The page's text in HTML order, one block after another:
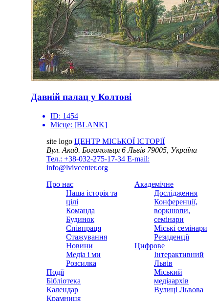
Давній палац у Колтові
ID: 1454
Місце: [BLANK]
site logo ЦЕНТР МІСЬКОЇ ІСТОРІЇ
Вул. Акад. Богомольця 6Львів 79005, Україна
Тел.: +38-032-275-17-34 E-mail:
info@lvivcenter.org
Про нас
Наша історія та
цілі
Команда
Будинок
Співпраця
Стажування
Новини
Медіа і ми
Розсилка
Події
Бібліотека
Календар
Крамниця
Академічне
Дослідження
Конференції,
воркшопи,
семінари
Міські семінари
Резиденції
Цифрове
Інтерактивний
Львів
Міський
медіаархів
Вулиці Львова